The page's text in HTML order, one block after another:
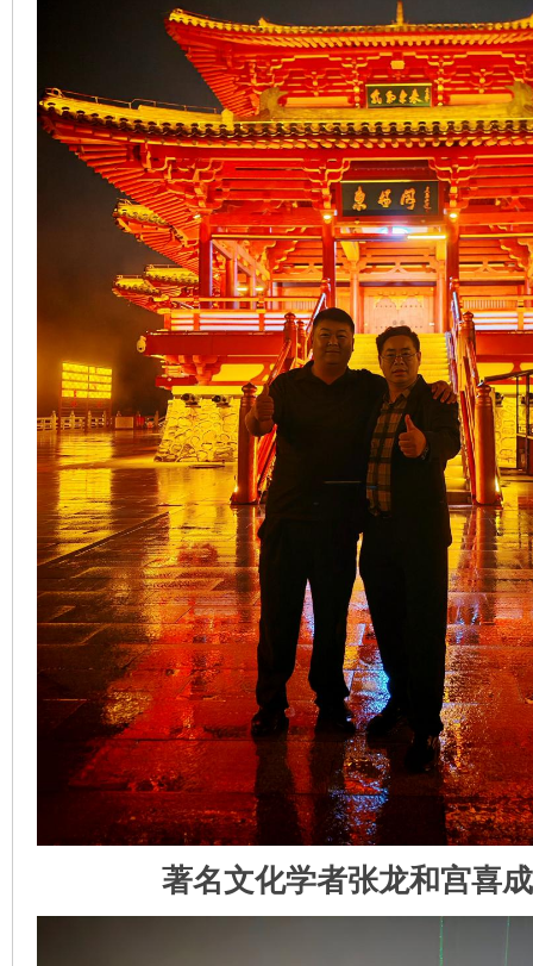
著名文化学者张龙和宫喜